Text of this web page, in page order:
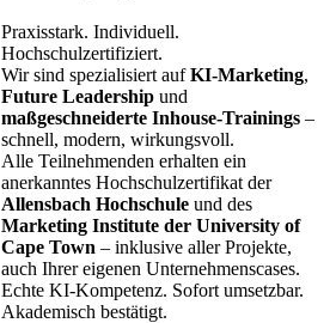
Praxisstark. Individuell.
Hochschulzertifiziert.
Wir sind spezialisiert aufKI-Marketing,
Future Leadership und
maßgeschneiderte Inhouse-Trainings –
schnell, modern, wirkungsvoll.
Alle Teilnehmenden erhalten ein
anerkanntes Hochschulzertifikat der
Allensbach Hochschule und des
Marketing Institute der University of
Cape Town – inklusive aller Projekte,
auch Ihrer eigenen Unternehmenscases.
Echte KI-Kompetenz. Sofort umsetzbar.
Akademisch bestätigt.